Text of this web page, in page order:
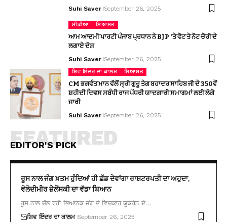
Suhi Saver September 26, 2025
ਮੀਡੀਆ ਸਿਆਸਤ
ਆਮ ਆਦਮੀ ਪਾਰਟੀ ਪੰਜਾਬ ਪ੍ਰਧਾਨ ਨੇ BJP ‘ਤੇ ਵੋਟ ਤੇ ਨੋਟ ਚੋਰੀ ਦੇ
ਲਗਾਏ ਦੋਸ਼
Suhi Saver September 26, 2025
ਸ਼ਿਵ ਇੰਦਰ ਦਾ ਕਾਲਮ ਸਿਆਸਤ
CM ਭਗਵੰਤ ਮਾਨ ਵੱਲੋਂ ਸ੍ਰੀ ਗੁਰੂ ਤੇਗ ਬਹਾਦਰ ਸਾਹਿਬ ਜੀ ਦੇ 350ਵੇਂ
ਸ਼ਹੀਦੀ ਦਿਵਸ ਸਬੰਧੀ ਰਾਜ ਪੱਧਰੀ ਯਾਦਗਾਰੀ ਸਮਾਗਮਾਂ ਲਈ ਲੋਗੋ
ਜਾਰੀ
Suhi Saver September 26, 2025
EDITOR'S PICK
FEATURED
ਰੂਸ ਨਾਲ ਜੰਗ ਖ਼ਤਮ ਹੁੰਦਿਆਂ ਹੀ ਛੱਡ ਦੇਵਾਂਗਾ ਰਾਸ਼ਟਰਪਤੀ ਦਾ ਅਹੁਦਾ,
ਵੋਲੋਦੀਮੀਰ ਜ਼ੇਲੇਂਸਕੀ ਦਾ ਵੱਡਾ ਬਿਆਨ
ਰੂਸ ਨਾਲ ਚੱਲ ਰਹੀ ਭਿਆਨਕ ਜੰਗ ਦੇ ਵਿਚਕਾਰ ਯੂਕਰੇਨ ਦੇ…
ਸ਼ਿਵ ਇੰਦਰ ਦਾ ਕਾਲਮ September 26, 2025